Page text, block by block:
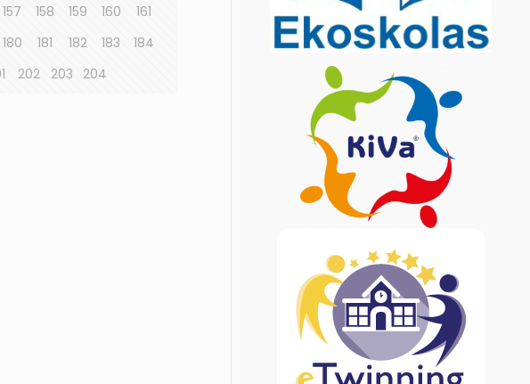
157 158 159 160
161
180 181 182 183
184
202 203 204